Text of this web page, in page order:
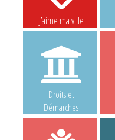
J’aime ma ville
Droits et
Démarches